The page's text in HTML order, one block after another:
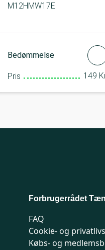
M12HMW17E
Bedømmelse
Pris 149
Forbrugerrådet
FAQ
Cookie- og
Købs- og